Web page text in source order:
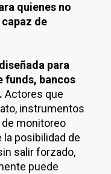
quienes no
de
para
funds, bancos
Actores que
instrumentos
monitoreo
posibilidad de
salir forzado,
puede